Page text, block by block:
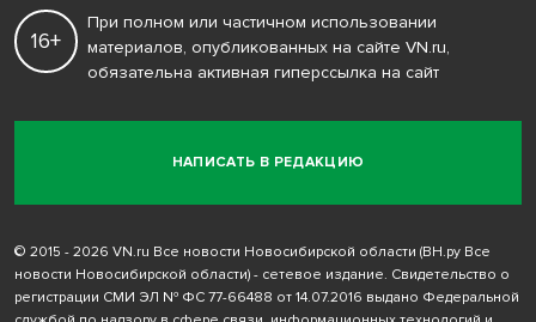
НАПИСАТЬ В РЕДАКЦИЮ
16+
При полном или частичном использовании
материалов, опубликованных на сайте VN.ru,
обязательна активная гиперссылка на сайт
© 2015 - 2026 VN.ru Все новости Новосибирской области (ВН.ру Все
новости Новосибирской области) - сетевое издание. Свидетельство о
регистрации СМИ ЭЛ № ФС 77-66488 от 14.07.2016 выдано Федеральной